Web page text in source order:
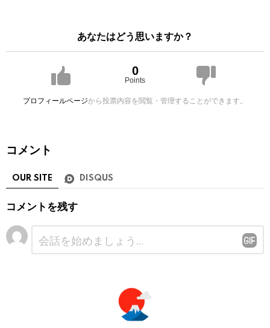
あなたはどう思いますか？
0
Points
プロフィールページから投票内容を閲覧・管理することができます。
コメント
OUR SITE DISQUS
コメントを残す